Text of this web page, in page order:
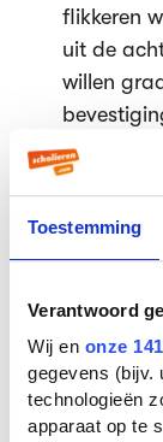
Toestemming
Verantwoord
Wij en onze
gegevens (bijv.
technologieën
apparaat op te
flikkeren
uit de
willen
Ander
kleding
vraag je.
onze
Wij
Ik doe er
andere